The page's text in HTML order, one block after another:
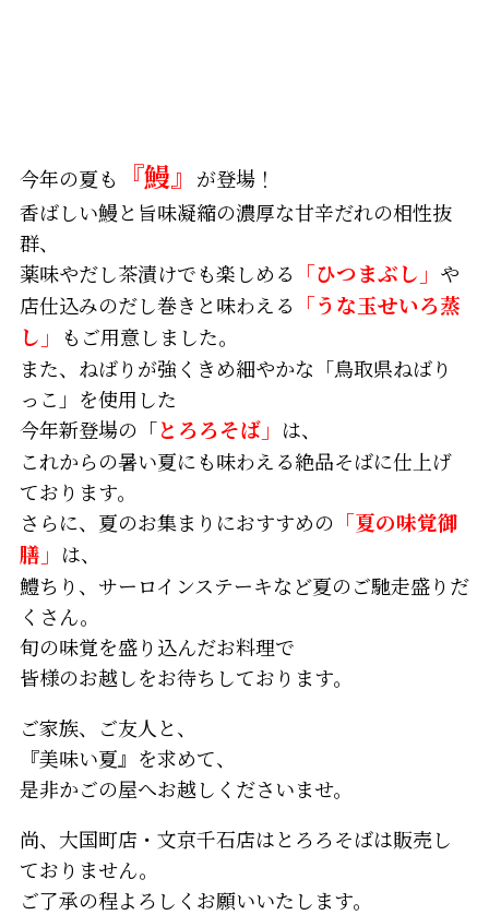
今年の夏も 『鰻』 が登場！
香ばしい鰻と旨味凝縮の濃厚な甘辛だれの相性抜
群、
薬味やだし茶漬けでも楽しめる 「ひつまぶし」 や
店仕込みのだし巻きと味わえる 「うな玉せいろ蒸
し」
もご用意しました。
また、ねばりが強くきめ細やかな「鳥取県ねばり
っこ」を使用した
今年新登場の「とろろそば」 は、
これからの暑い夏にも味わえる絶品そばに仕上げ
ております。
さらに、夏のお集まりにおすすめの 「夏の味覚御
膳」 は、
鱧ちり、サーロインステーキなど夏のご馳走盛りだ
くさん。
旬の味覚を盛り込んだお料理で
皆様のお越しをお待ちしております。
ご家族、ご友人と、
『美味い夏』を求めて、
是非かごの屋へお越しくださいませ。
尚、大国町店・文京千石店はとろろそばは販売し
ておりません。
ご了承の程よろしくお願いいたします。